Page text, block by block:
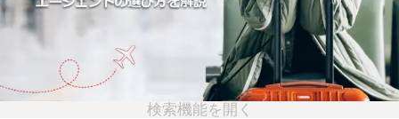
検索機能を開く